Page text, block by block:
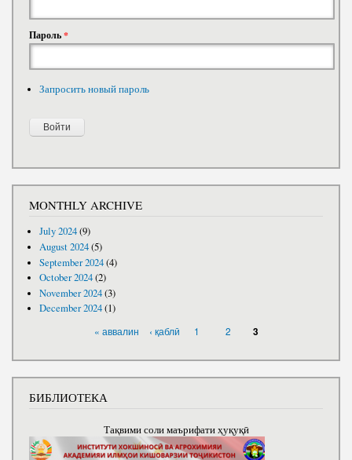
Пароль*
Запросить новый пароль
MONTHLY ARCHIVE
July 2024(9)
August 2024(5)
September 2024(4)
October 2024(2)
November 2024(3)
December 2024(1)
« аввалин ‹ қаблӣ 1 2 3
БИБЛИОТЕКА
Тақвими соли маърифати ҳуқуқӣ